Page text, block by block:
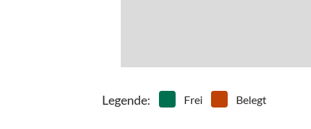
Legende: Frei Belegt